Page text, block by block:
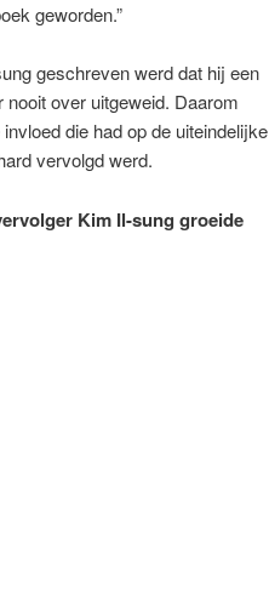
geworden.”
geschreven werd dat hij een
over uitgeweid. Daarom
die had op de uiteindelijke
vervolgd werd.
Kim Il-sung groeide